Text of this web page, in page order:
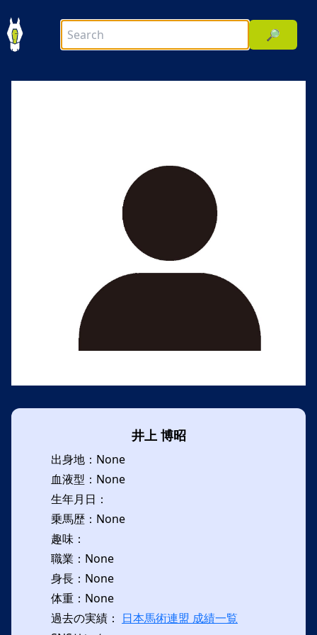
🔎
井上 博昭
出身地：None
血液型：None
生年月日：
乗馬歴：None
趣味：
職業：None
身長：None
体重：None
過去の実績： 日本馬術連盟 成績一覧